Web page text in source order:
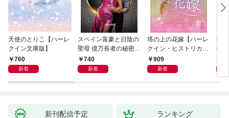
天使のとりこ【ハーレ
クイン文庫版】
760
新着
スペイン富豪と日陰の
聖母 億万長者の秘密同
盟 II ハーレクイン・ロ
マンス～純潔のシンデ
740
新着
塔の上の花嫁【ハーレ
クイン・ヒストリカ
ル・スペシャル版】
909
新着
幼
作
新刊配信予定 ランキング